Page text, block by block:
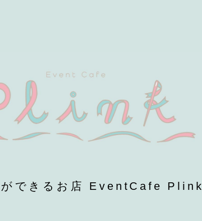
ができるお店 EventCafe Plink